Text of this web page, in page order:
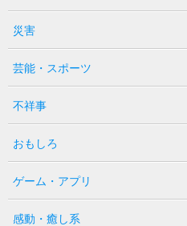
災害
芸能・スポーツ
不祥事
おもしろ
ゲーム・アプリ
感動・癒し系